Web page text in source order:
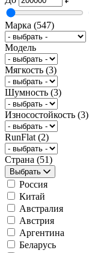
Марка (547)
Модель
Мягкость (3)
Шумность (3)
Износостойкость (3)
RunFlat (2)
Страна (51)
Выбрать
Россия
Китай
Австралия
Австрия
Аргентина
Беларусь